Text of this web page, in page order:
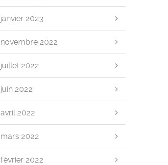
janvier 2023
novembre 2022
juillet 2022
juin 2022
avril 2022
mars 2022
février 2022